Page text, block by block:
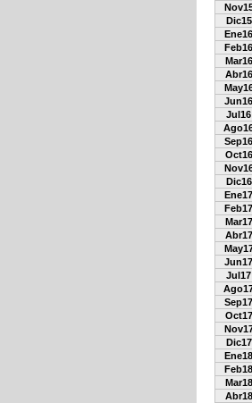
Dic15
Ene16
Feb16
Mar16
Abr16
Jun16
Jul16
Sep16
Oct16
Dic16
Ene17
Feb17
Mar17
Abr17
Jun17
Jul17
Sep17
Oct17
Dic17
Ene18
Feb18
Mar18
Abr18